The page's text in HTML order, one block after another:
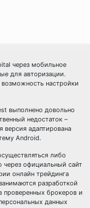
через мобильное
для авторизации.
настройки
выполнено довольно
недостаток –
версия адаптирована
Android.
либо
через официальный сайт
онлайн трейдинга
разработкой
проверенных брокеров и
данных